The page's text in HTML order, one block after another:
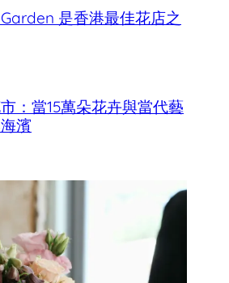
是香港最佳花店之
：當15萬朵花卉與當代藝
濱